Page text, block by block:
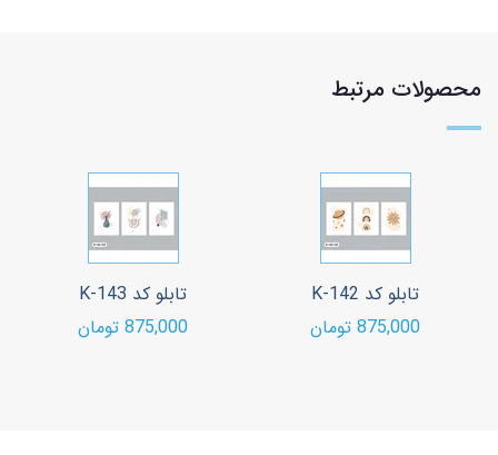
محصولات مرتبط
تابلو کد K-142
875,000 تومان
تابلو کد K-143
875,000 تومان